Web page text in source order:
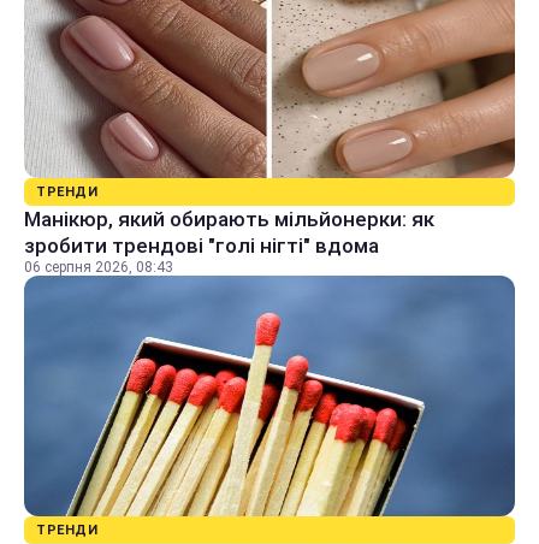
ТРЕНДИ
Манікюр, який обирають мільйонерки: як
зробити трендові "голі нігті" вдома
06 серпня 2026, 08:43
ТРЕНДИ